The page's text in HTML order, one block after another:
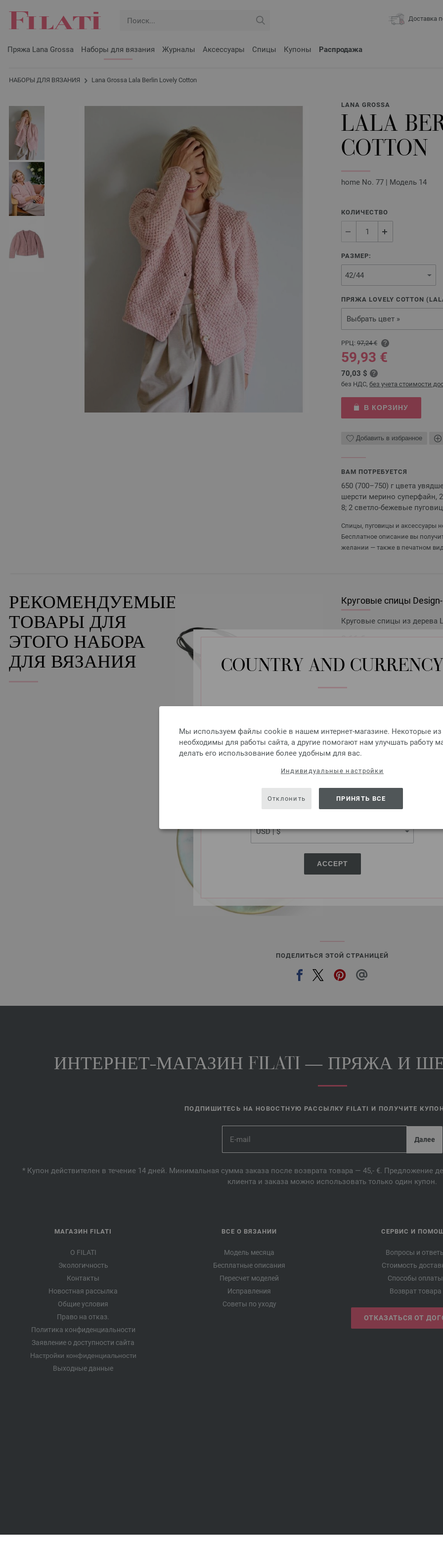
COUNTRY AND CURRENCY
LANGUAGE
SHIPPING TO
USA - The United States of America
ACCEPT
Мы используем файлы cookie в нашем интернет-магазине. Некоторые из
необходимы для работы сайта, а другие помогают нам улучшать работу
делать его использование более удобным для вас.
Индивидуальные настройки
Отклонить ПРИНЯТЬ ВСЕ
Доставка
Пряжа Lana Grossa Наборы для вязания Журналы Аксессуары Спицы Купоны Распродажа
НАБОРЫ ДЛЯ ВЯЗАНИЯ Lana Grossa Lala Berlin Lovely Cotton
LANA GROSSA
LALA
COTTON
home No. 77 | Модель 14
КОЛИЧЕСТВО
РАЗМЕР:
ПРЯЖА LOVELY COTTON
Выбрать цвет »
РРЦ: 97,24 €
59,93 €
70,03 $
без НДС, без учета стоимости
В КОРЗИНУ
Добавить в избранное
ВАМ ПОТРЕБУЕТСЯ
650 (700–750) г цвета
шерсти мерино суперфайн,
8; 2 светло-бежевые
Спицы, пуговицы и аксессуары
Бесплатное описание вы
желании — также в печатном
РЕКОМЕНДУЕМЫЕ
ТОВАРЫ ДЛЯ
ЭТОГО НАБОРА
ДЛЯ ВЯЗАНИЯ
Круговые спицы
Круговые спицы из дерева
9,66 €
без учета
КОЛИЧЕСТВО
UNION KNOPF 37604/
Кнопка, 2-дыра, перламутр,
0,88 €
КОЛИЧЕСТВО ЦВЕТ:
ПОДЕЛИТЬСЯ ЭТОЙ СТРАНИЦЕЙ
ИНТЕРНЕТ-МАГАЗИН FILATI — ПРЯЖА И
ПОДПИШИТЕСЬ НА НОВОСТНУЮ РАССЫЛКУ FILATI И ПОЛУЧИТЕ
* Купон действителен в течение 14 дней. Минимальная сумма заказа после возврата товара — 45,- €. Предложение
клиента и заказа можно использовать только один купон.
МАГАЗИН FILATI
О FILATI
Экологичность
Контакты
Новостная рассылка
Общие условия
Право на отказ.
Политика конфиденциальности
Заявление о доступности сайта
Настройки конфиденциальности
Выходные данные
ВСЕ О ВЯЗАНИИ
Модель месяца
Бесплатные описания
Пересчет моделей
Исправления
Советы по уходу
СЕРВИС И
Вопросы и
Стоимость
Способы оплаты
Возврат товара
ОТКАЗАТЬСЯ ОТ